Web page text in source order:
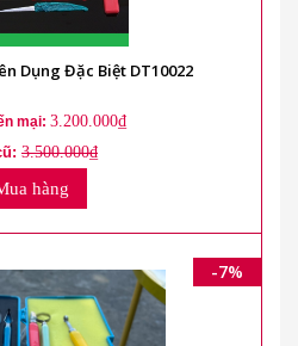
Dụng Đặc Biệt DT10022
mại: 3.200.000₫
3.500.000₫
hàng
-7%